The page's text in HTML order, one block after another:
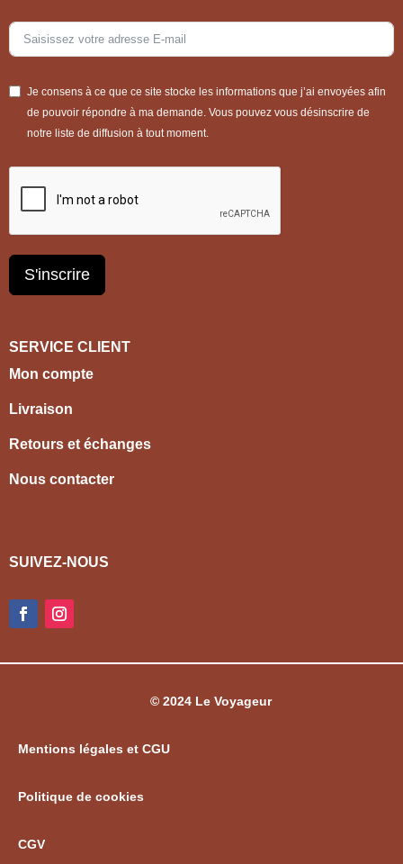
Je consens à ce que ce site stocke les informations que j’ai envoyées afin
de pouvoir répondre à ma demande. Vous pouvez vous désinscrire de
notre liste de diffusion à tout moment.
S'inscrire
SERVICE CLIENT
Mon compte
Livraison
Retours et échanges
Nous contacter
SUIVEZ-NOUS
© 2024 Le Voyageur
Mentions légales et CGU
Politique de cookies
CGV